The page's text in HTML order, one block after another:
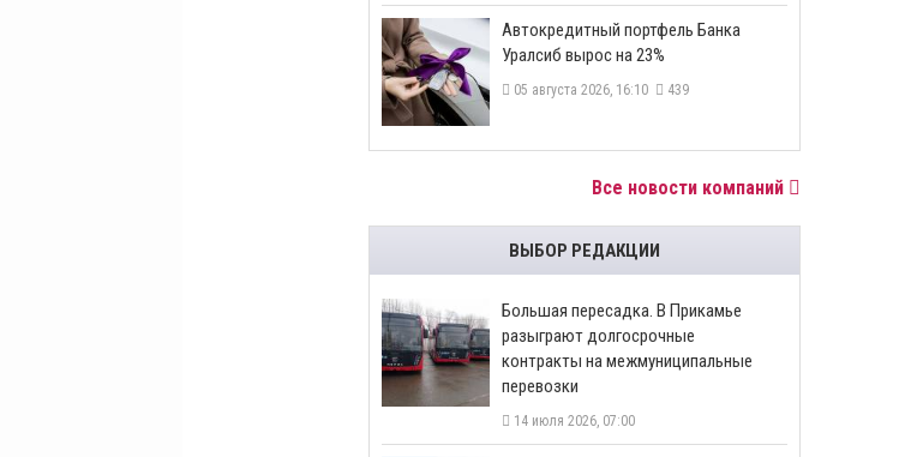
​Автокредитный портфель Банка
Уралсиб вырос на 23%
05 августа 2026, 16:10 439
Все новости компаний
ВЫБОР РЕДАКЦИИ
Большая пересадка. В Прикамье
разыграют долгосрочные
контракты на межмуниципальные
перевозки
14 июля 2026, 07:00